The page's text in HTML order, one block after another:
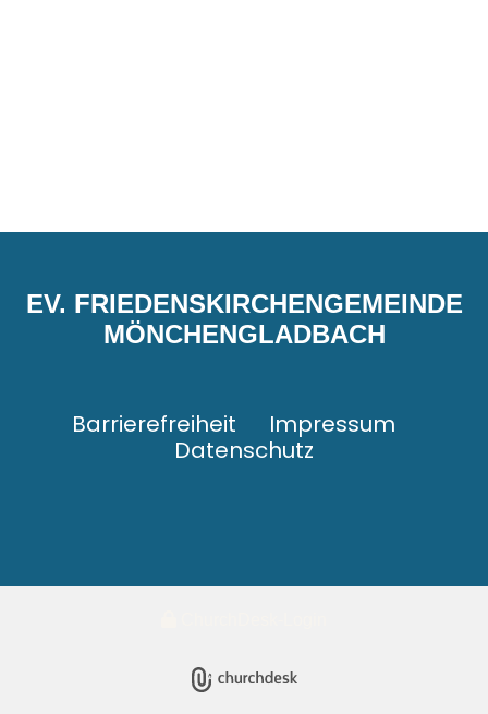
EV. FRIEDENSKIRCHENGEMEINDE
MÖNCHENGLADBACH
Barrierefreiheit
Impressum
Datenschutz